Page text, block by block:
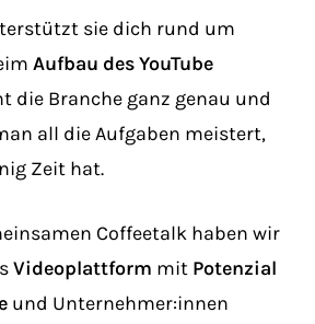
sie dich rund um
Aufbau des YouTube
die Branche ganz genau und
all die Aufgaben meistert,
Zeit hat.
Coffeetalk haben wir
Videoplattform mit Potenzial
und Unternehmer:innen